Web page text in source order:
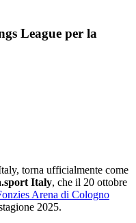
League per la
torna ufficialmente come
Italy, che il 20 ottobre
Arena di Cologno
2025.